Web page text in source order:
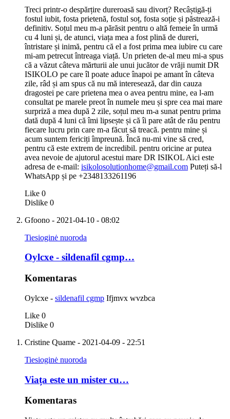
Treci printr-o despărțire dureroasă sau divorț? Recâștigă-ți
fostul iubit, fosta prietenă, fostul soț, fosta soție și păstrează-i
definitiv. Soțul meu m-a părăsit pentru o altă femeie în urmă
cu 4 luni și, de atunci, viața mea a fost plină de dureri,
întristare și inimă, pentru că el a fost prima mea iubire cu care
mi-am petrecut întreaga viață. Un prieten de-al meu mi-a spus
că a văzut câteva mărturii ale unui jucător de vrăji numit DR
ISIKOLO pe care îl poate aduce înapoi pe amant în câteva
zile, râd și am spus că nu mă interesează, dar din cauza
dragostei pe care prietena mea o avea pentru mine, ea l-am
consultat pe marele preot în numele meu și spre cea mai mare
surpriză a mea după 2 zile, soțul meu m-a sunat pentru prima
dată după 4 luni că îmi lipsește și că îi pare atât de rău pentru
fiecare lucru prin care m-a făcut să treacă. pentru mine și
acum suntem fericiți împreună. Încă nu-mi vine să cred,
pentru că este extrem de incredibil. pentru oricine ar putea
avea nevoie de ajutorul acestui mare DR ISIKOL Aici este
adresa de e-mail: isikolosolutionhome@gmail.com Puteți să-l
WhatsApp și pe +2348133261196
Like 0
Dislike 0
Gfoono - 2021-04-10 - 08:02
Tiesioginė nuoroda
Oylcxe - sildenafil cgmp…
Komentaras
Oylcxe - sildenafil cgmp Ifjmvx wvzbca
Like 0
Dislike 0
Cristine Quame - 2021-04-09 - 22:51
Tiesioginė nuoroda
Viața este un mister cu…
Komentaras